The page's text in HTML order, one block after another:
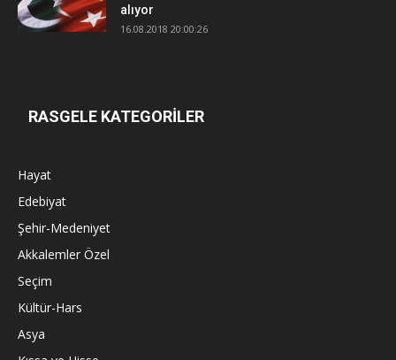
alıyor
16.08.2018 20:00:26
RASGELE KATEGORİLER
Hayat
Edebiyat
Şehir-Medeniyet
Akkalemler Özel
Seçim
Kültür-Hars
Asya